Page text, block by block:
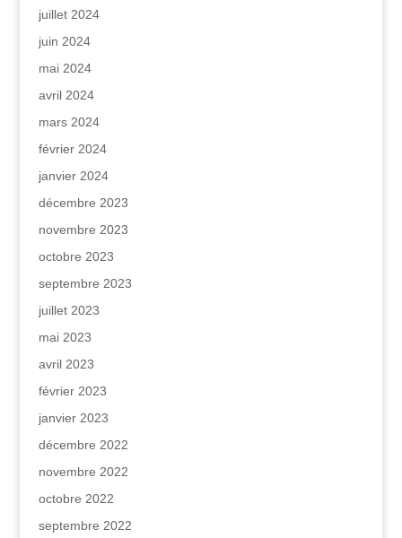
juillet 2024
juin 2024
mai 2024
avril 2024
mars 2024
février 2024
janvier 2024
décembre 2023
novembre 2023
octobre 2023
septembre 2023
juillet 2023
mai 2023
avril 2023
février 2023
janvier 2023
décembre 2022
novembre 2022
octobre 2022
septembre 2022